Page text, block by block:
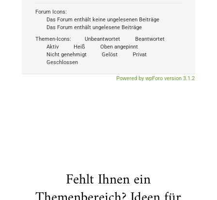
Forum Icons:
Das Forum enthält keine ungelesenen Beiträge
Das Forum enthält ungelesene Beiträge
Themen-Icons:
Unbeantwortet
Beantwortet
Aktiv
Heiß
Oben angepinnt
Nicht genehmigt
Gelöst
Privat
Geschlossen
Powered by wpForo version 3.1.2
Fehlt Ihnen ein